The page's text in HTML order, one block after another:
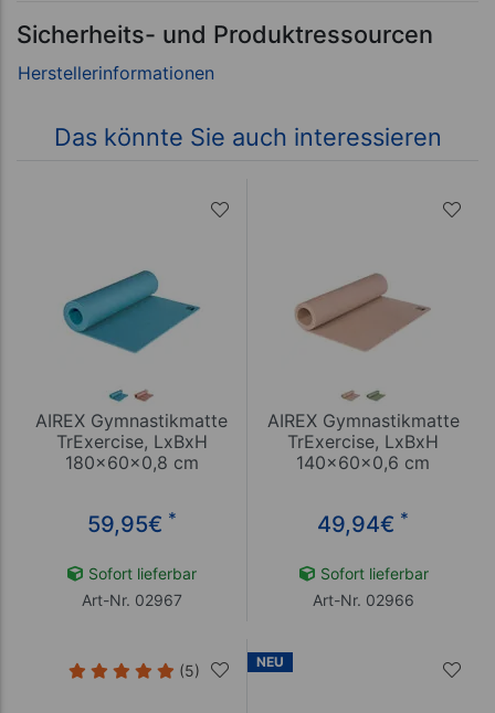
Sicherheits- und Produktressourcen
Das könnte Sie auch interessieren
AIREX Gymnastikmatte
TrExercise, LxBxH
180x60x0,8 cm
59,95€ *
Sofort lieferbar
Art-Nr. 02967
AIREX Gymnastikmatte
TrExercise, LxBxH
140x60x0,6 cm
49,94€ *
Sofort lieferbar
Art-Nr. 02966
(5) NEU